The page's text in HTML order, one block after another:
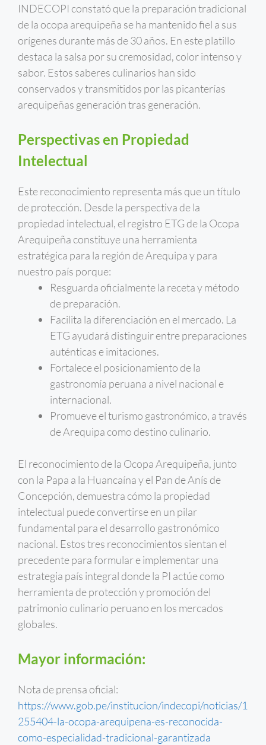
INDECOPI constató que la preparación tradicional
de la ocopa arequipeña se ha mantenido fiel a sus
orígenes durante más de 30 años. En este platillo
destaca la salsa por su cremosidad, color intenso y
sabor. Estos saberes culinarios han sido
conservados y transmitidos por las picanterías
arequipeñas generación tras generación.
Perspectivas en Propiedad
Intelectual
Este reconocimiento representa más que un título
de protección. Desde la perspectiva de la
propiedad intelectual, el registro ETG de la Ocopa
Arequipeña constituye una herramienta
estratégica para la región de Arequipa y para
nuestro país porque:
Resguarda oficialmente la receta y método
de preparación.
Facilita la diferenciación en el mercado. La
ETG ayudará distinguir entre preparaciones
auténticas e imitaciones.
Fortalece el posicionamiento de la
gastronomía peruana a nivel nacional e
internacional.
Promueve el turismo gastronómico, a través
de Arequipa como destino culinario.
El reconocimiento de la Ocopa Arequipeña, junto
con la Papa a la Huancaína y el Pan de Anís de
Concepción, demuestra cómo la propiedad
intelectual puede convertirse en un pilar
fundamental para el desarrollo gastronómico
nacional. Estos tres reconocimientos sientan el
precedente para formular e implementar una
estrategia país integral donde la PI actúe como
herramienta de protección y promoción del
patrimonio culinario peruano en los mercados
globales.
Mayor información:
Nota de prensa oficial:
https://www.gob.pe/institucion/indecopi/noticias/1
255404-la-ocopa-arequipena-es-reconocida-
como-especialidad-tradicional-garantizada